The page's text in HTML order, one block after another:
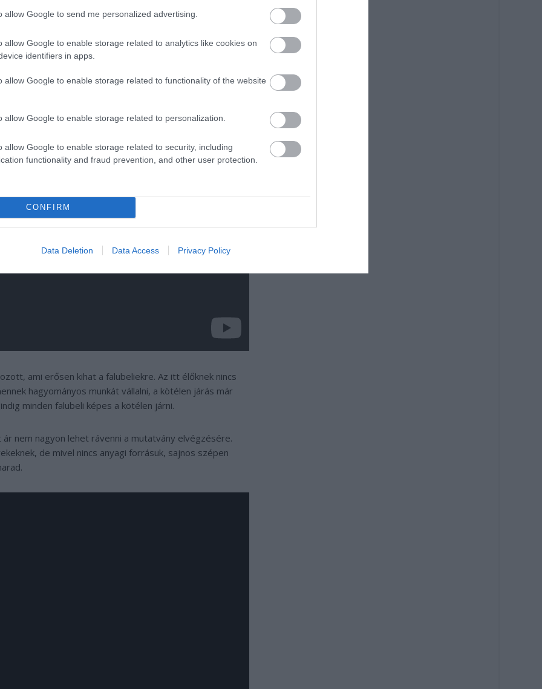
allow Google to send me personalized advertising.
allow Google to enable storage related to analytics like cookies on
identifiers in apps.
allow Google to enable storage related to functionality of the website
allow Google to enable storage related to personalization.
allow Google to enable storage related to security, including
functionality and fraud prevention, and other user protection.
CONFIRM
Data Deletion Data Access Privacy Policy
település már híres volt erről a mutatványról. A
cirkuszi művészként végezték, hatalmas tömegeket
ami erősen kihat a falubeliekre. Az itt élőknek nincs
hagyományos munkát vállalni, a kötélen járás már
minden falubeli képes a kötélen járni.
nem nagyon lehet rávenni a mutatvány elvégzésére.
de mivel nincs anyagi forrásuk, sajnos szépen